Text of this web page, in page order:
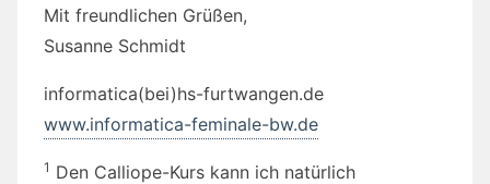
Mit freundlichen Grüßen,
Susanne Schmidt
informatica(bei)hs-furtwangen.de
www.informatica-feminale-bw.de
1 Den Calliope-Kurs kann ich natürlich